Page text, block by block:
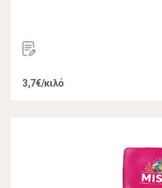
3,7€/κιλό